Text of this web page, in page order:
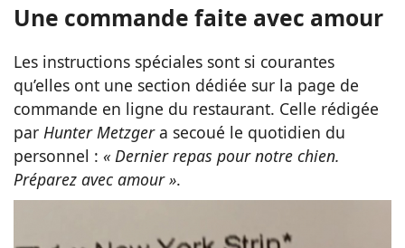
Une commande faite avec amour
Les instructions spéciales sont si courantes
qu’elles ont une section dédiée sur la page de
commande en ligne du restaurant. Celle rédigée
par Hunter Metzgera secoué le quotidien du
personnel : « Dernier repas pour notre chien.
Préparez avec amour ».